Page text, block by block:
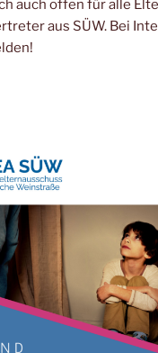
auch offen für alle
aus SÜW. Bei